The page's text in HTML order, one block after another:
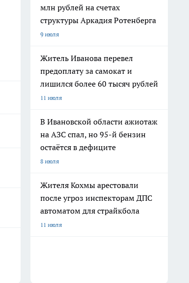
млн рублей на счетах
структуры Аркадия Ротенберга
9 июля
Житель Иванова перевел
предоплату за самокат и
лишился более 60 тысяч рублей
11 июля
В Ивановской области ажиотаж
на АЗС спал, но 95-й бензин
остаётся в дефиците
8 июля
Жителя Кохмы арестовали
после угроз инспекторам ДПС
автоматом для страйкбола
11 июля